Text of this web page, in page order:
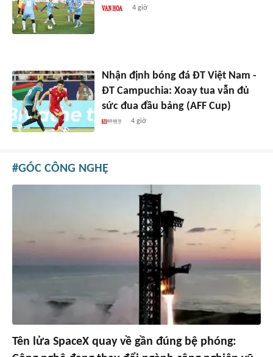
4 giờ
Nhận định bóng đá ĐT Việt Nam -
ĐT Campuchia: Xoay tua vẫn đủ
sức đua đầu bảng (AFF Cup)
4 giờ
GÓC CÔNG NGHỆ
Tên lửa SpaceX quay về gần đúng bệ phóng: